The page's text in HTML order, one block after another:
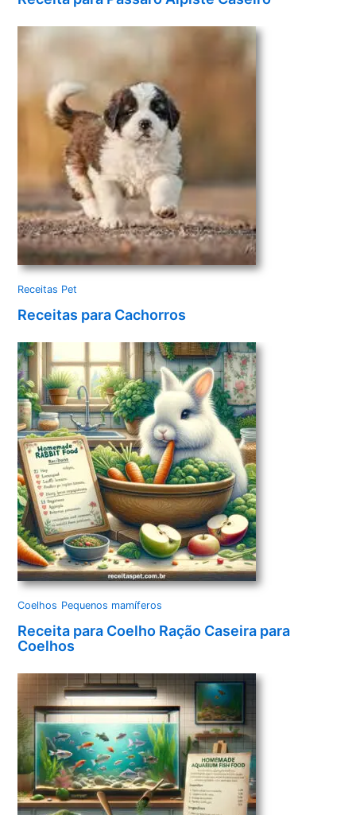
Receitas Pet
Receitas para Cachorros
Coelhos Pequenos mamíferos
Receita para Coelho Ração Caseira para
Coelhos